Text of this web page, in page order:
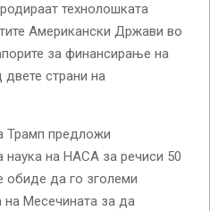
технолошката
Американски Држави во
за финансирање на
страни на
Трамп предложи
наука на НАСА за речиси 50
обиде да го зголеми
Месечината за да